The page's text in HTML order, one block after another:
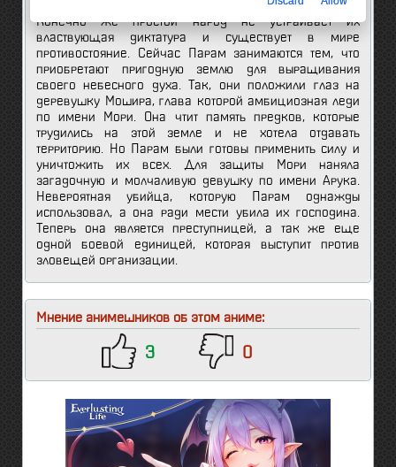
Конечно же простой народ не устраивает их
властвующая диктатура и существует в мире
противостояние. Сейчас Парам занимаются тем, что
приобретают пригодную землю для выращивания
своего небесного духа. Так, они положили глаз на
деревушку Мошира, глава которой амбициозная леди
по имени Мори. Она чтит память предков, которые
трудились на этой земле и не хотела отдавать
территорию. Но Парам были готовы применить силу и
уничтожить их всех. Для защиты Мори наняла
загадочную и молчаливую девушку по имени Арука.
Невероятная убийца, которую Парам однажды
использовал, а она ради мести убила их господина.
Теперь она является преступницей, а так же еще
одной боевой единицей, которая выступит против
зловещей организации.
Мнение анимешников об этом аниме:
3 0